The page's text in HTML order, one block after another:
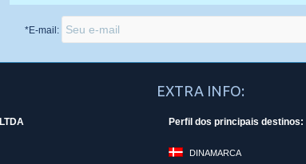
*E-mail:
EXTRA INFO:
Perfil dos principais destinos:
DINAMARCA